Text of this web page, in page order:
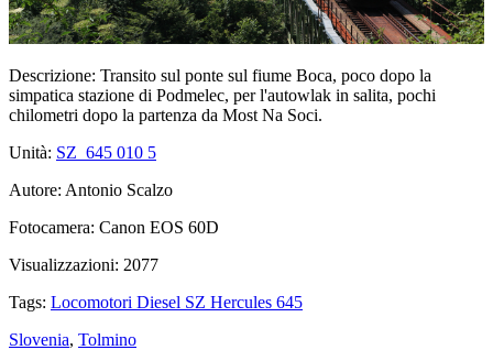
Descrizione: Transito sul ponte sul fiume Boca, poco dopo la
simpatica stazione di Podmelec, per l'autowlak in salita, pochi
chilometri dopo la partenza da Most Na Soci.
Unità: SZ_645 010 5
Autore: Antonio Scalzo
Fotocamera: Canon EOS 60D
Visualizzazioni: 2077
Tags: Locomotori Diesel SZ Hercules 645
Slovenia, Tolmino